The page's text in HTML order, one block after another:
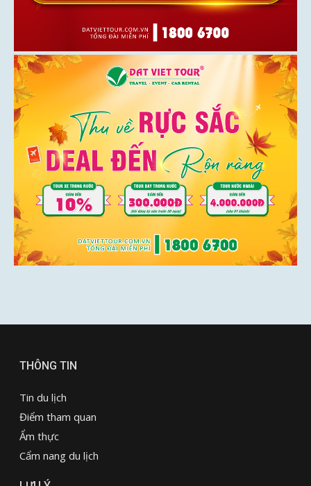
THÔNG TIN
Tin du lịch
Điểm tham quan
Ẩm thực
Cẩm nang du lịch